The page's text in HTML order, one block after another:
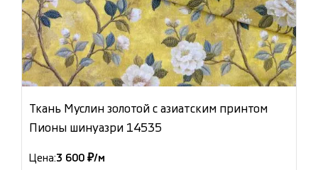
Ткань Муслин золотой с азиатским принтом
Пионы шинуазри 14535
Цена:3 600 ₽/м